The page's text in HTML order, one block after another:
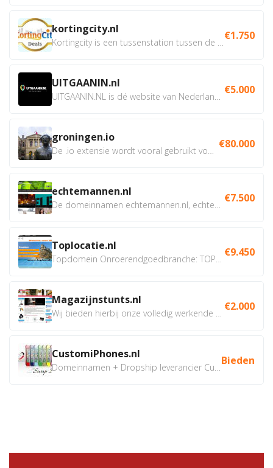
kortingcity.nl €1.750
UITGAANIN.nl €5.000
groningen.io €80.000
echtemannen.nl €7.500
Toplocatie.nl €9.450
Magazijnstunts.nl €2.000
CustomiPhones.nl Bieden